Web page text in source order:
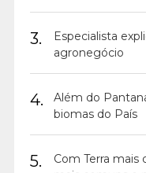
3.
Especialista
agronegócio
4.
Além do
biomas do País
5.
Com Terra mais